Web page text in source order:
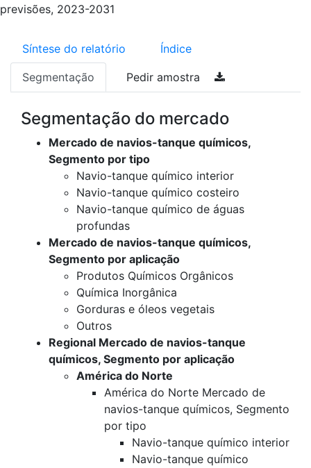
previsões, 2023-2031
Síntese do relatório Índice
Segmentação Pedir amostra
Segmentação do mercado
Mercado de navios-tanque químicos,
Segmento por tipo
Navio-tanque químico interior
Navio-tanque químico costeiro
Navio-tanque químico de águas
profundas
Mercado de navios-tanque químicos,
Segmento por aplicação
Produtos Químicos Orgânicos
Química Inorgânica
Gorduras e óleos vegetais
Outros
Regional Mercado de navios-tanque
químicos, Segmento por aplicação
América do Norte
América do Norte Mercado de
navios-tanque químicos, Segmento
por tipo
Navio-tanque químico interior
Navio-tanque químico